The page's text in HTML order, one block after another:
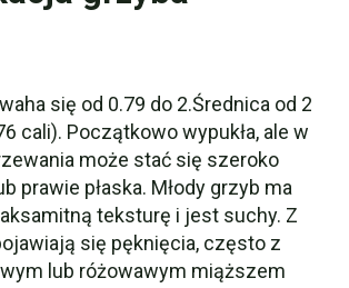
się od 0.79 do 2.Średnica od 2
cali). Początkowo wypukła, ale w
może stać się szeroko
prawie płaska. Młody grzyb ma
teksturę i jest suchy. Z
się pęknięcia, często z
lub różowawym miąższem